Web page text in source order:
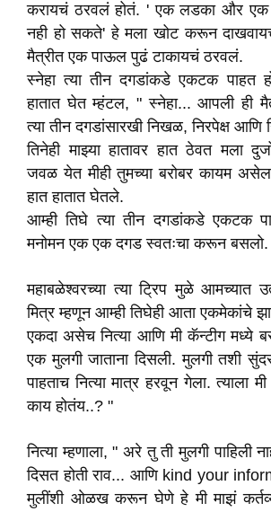
करायचं ठरवलं होतं. ' एक लडका और एक
नही हो सकते' हे मला खोट करून
मैत्रीत एक पाऊल पुढं टाकायचं ठरवलं.
स्नेहा त्या तीन दगडांकडे एकटक पाहत
हातात घेत म्हंटल, " स्नेहा... आपली ही
त्या तीन दगडांसारखी निखळ, निरपेक्ष आणि
तिनेही माझ्या हातावर हात ठेवत मला
जवळ येत मीही तुमच्या बरोबर कायम
हात हातात घेतले.
आम्ही तिघे त्या तीन दगडांकडे एकटक
मनोमन एक एक दगड स्वतःचा करून बसलो.
महाबळेश्वरच्या त्या ट्रिप मुळे आमच्यात
मित्र म्हणून आम्ही तिघेही आता एकमेकांचे
एकदा असेच नित्या आणि मी कॅन्टीग मध्ये
एक मुलगी जाताना दिसली. मुलगी तशी
पाहताच नित्या मात्र हरवून गेला. त्याला
काय होतंय..? "
नित्या म्हणाला, " अरे तु ती मुलगी पाहिली
दिसत होती राव... आणि kind your
मुलींशी ओळख करून घेणे हे मी माझं